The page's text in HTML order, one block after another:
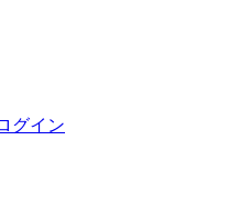
グイン